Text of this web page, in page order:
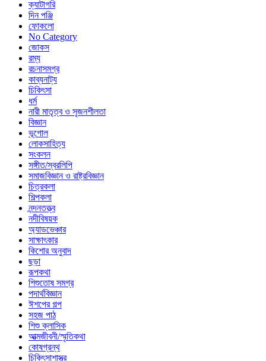
ক্যাটাগরি
দিন পঞ্জি
ফোকলো
No Category
জোকস
রম্য
রচনাসমগ্র
কাব্যনাট্য
চিকিৎসা
ধর্ম
নারী মাতৃত্ব ও সৃজনশীলতা
বিজ্ঞান
ভূগোল
লোকসাহিত্য
সংকলন
সঙ্গীত/স্বরলিপি
সমাজবিজ্ঞান ও রাষ্ট্রবিজ্ঞান
চিত্রকলা
শিল্পকলা
নন্দনতত্ত্ব
নদীবিষয়ক
অ্যাডভেঞ্চার
সাক্ষাৎকার
কিশোর অনুবাদ
ছড়া
রূপকথা
শিশুতোষ সমগ্র
পদার্থবিজ্ঞান
ঈশপের গল্প
সহজ পাঠ
শিশু ক্লাসিক
আত্মজীবনী/স্মৃতিকথা
কোষগ্রন্থ
চিকিৎসাশাস্ত্র